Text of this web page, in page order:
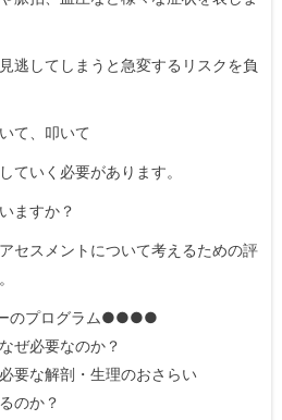
逃してしまうと急変するリスクを負
て、叩いて
ていく必要があります。
ますか？
セスメントについて考えるための評
のプログラム●●●●
ぜ必要なのか？
要な解剖・生理のおさらい
のか？